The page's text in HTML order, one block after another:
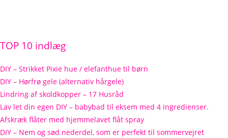
TOP 10 indlæg
DIY – Strikket Pixie hue / elefanthue til børn
DIY – Hørfrø gele (alternativ hårgele)
Lindring af skoldkopper – 17 Husråd
Lav let din egen DIY – babybad til eksem med 4 ingredienser.
Afskræk flåter med hjemmelavet flåt spray
DIY – Nem og sød nederdel, som er perfekt til sommervejret